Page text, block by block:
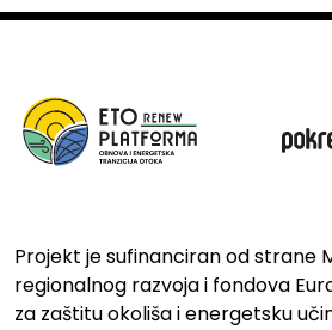
Projekt je sufinanciran od strane
regionalnog razvoja i fondova
za zaštitu okoliša i energetsku